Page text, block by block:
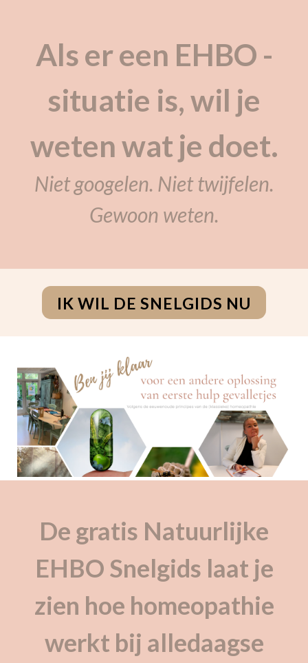
Als er een EHBO -
situatie is, wil je
weten wat je doet.
Niet googelen. Niet twijfelen.
Gewoon weten.
IK WIL DE SNELGIDS NU
De gratis Natuurlijke
EHBO Snelgids laat je
zien hoe homeopathie
werkt bij alledaagse